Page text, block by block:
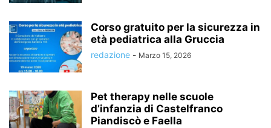
Corso gratuito per la sicurezza in
età pediatrica alla Gruccia
redazione - Marzo 15, 2026
Pet therapy nelle scuole
d’infanzia di Castelfranco
Piandiscò e Faella